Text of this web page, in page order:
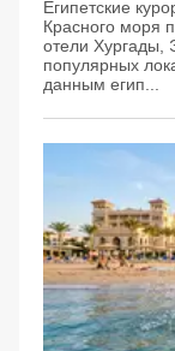
Египетские
Красного моря
отели Хургады,
популярных
данным егип...